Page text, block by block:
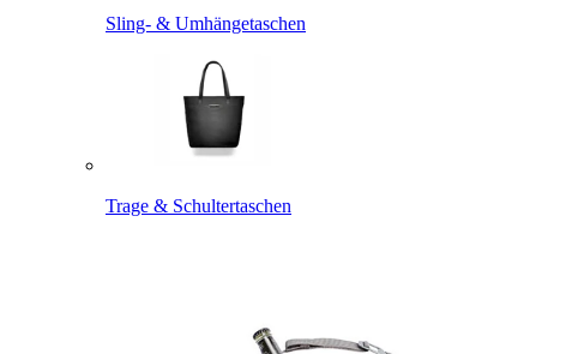
Sling- & Umhängetaschen
Trage & Schultertaschen